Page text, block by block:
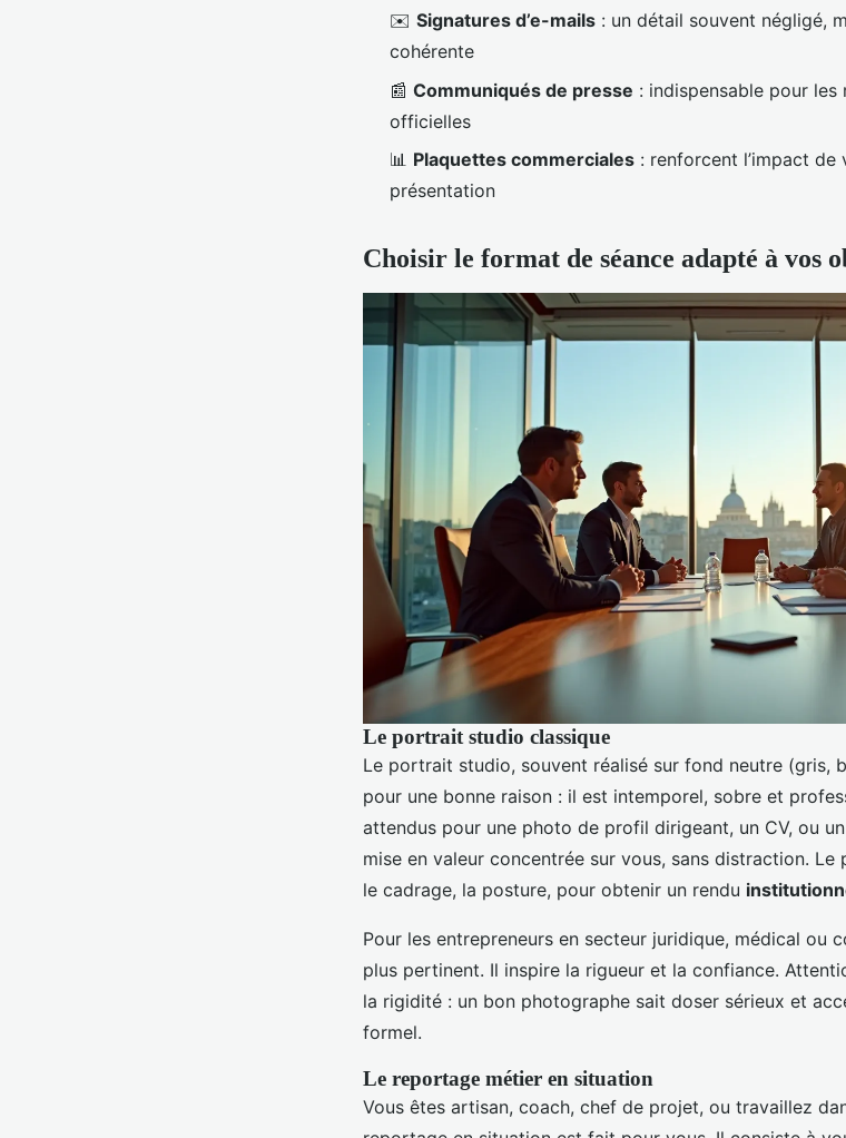
✉️ Signatures d’e-mails : un détail souvent négligé,
cohérente
📰 Communiqués de presse : indispensable pour
officielles
📊 Plaquettes commerciales : renforcent l’impact
présentation
Choisir le format de séance adapté à vos
Le portrait studio classique
Le portrait studio, souvent réalisé sur fond neutre (gris,
pour une bonne raison : il est intemporel, sobre et
attendus pour une photo de profil dirigeant, un CV, ou
mise en valeur concentrée sur vous, sans distraction.
le cadrage, la posture, pour obtenir un rendu
Pour les entrepreneurs en secteur juridique, médical ou
plus pertinent. Il inspire la rigueur et la confiance.
la rigidité : un bon photographe sait doser sérieux et
formel.
Le reportage métier en situation
Vous êtes artisan, coach, chef de projet, ou travaillez